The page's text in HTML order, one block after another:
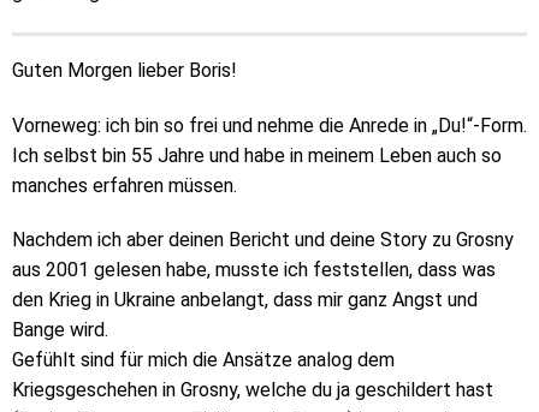
Guten Morgen lieber Boris!
Vorneweg: ich bin so frei und nehme die Anrede in „Du!“-Form.
Ich selbst bin 55 Jahre und habe in meinem Leben auch so
manches erfahren müssen.
Nachdem ich aber deinen Bericht und deine Story zu Grosny
aus 2001 gelesen habe, musste ich feststellen, dass was
den Krieg in Ukraine anbelangt, dass mir ganz Angst und
Bange wird.
Gefühlt sind für mich die Ansätze analog dem
Kriegsgeschehen in Grosny, welche du ja geschildert hast